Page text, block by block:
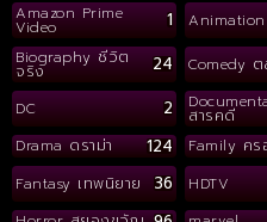
Amazon Prime
Video 1
Biography ชีวิต
จริง 24 Comedy
DC 2 สารคดี
Drama ดราม่า 124 Family ค
Fantasy เทพนิยาย 36 HDTV